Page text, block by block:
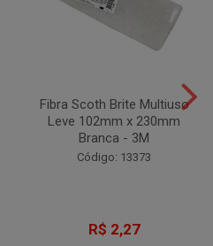
Fibra Scoth Brite Multiuso
Leve 102mm x 230mm
Branca - 3M
Código: 13373
R$ 2,27